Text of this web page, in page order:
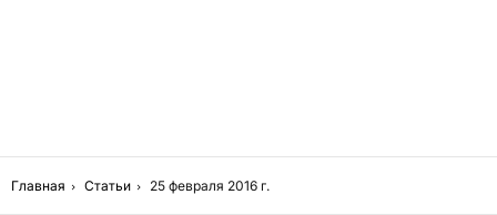
Главная Статьи 25 февраля 2016 г.